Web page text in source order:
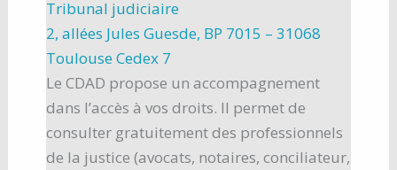
Tribunal judiciaire
2, allées Jules Guesde, BP 7015 – 31068
Toulouse Cedex 7
Le CDAD propose un accompagnement
dans l’accès à vos droits. Il permet de
consulter gratuitement des professionnels
de la justice (avocats, notaires, conciliateur,